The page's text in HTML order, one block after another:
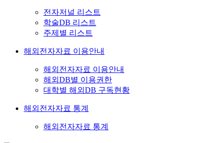
전자저널 리스트
학술DB 리스트
주제별 리스트
해외전자자료 이용안내
해외전자자료 이용안내
해외DB별 이용권한
대학별 해외DB 구독현황
해외전자자료 통계
해외전자자료 통계